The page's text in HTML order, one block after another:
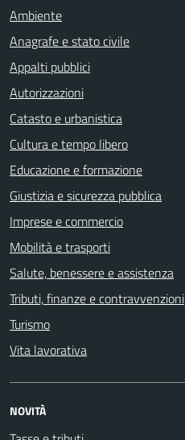
Ambiente
Anagrafe e stato civile
Appalti pubblici
Autorizzazioni
Catasto e urbanistica
Cultura e tempo libero
Educazione e formazione
Giustizia e sicurezza pubblica
Imprese e commercio
Mobilità e trasporti
Salute, benessere e assistenza
Tributi, finanze e contravvenzioni
Turismo
Vita lavorativa
NOVITÀ